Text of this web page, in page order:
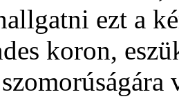
ezt a
koron,